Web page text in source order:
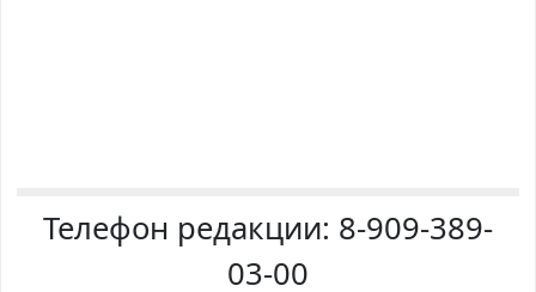
Телефон редакции: 8-909-389-
03-00